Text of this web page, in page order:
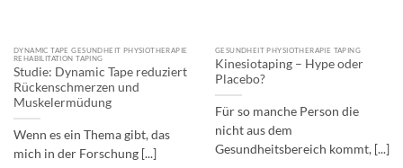
DYNAMIC TAPE GESUNDHEIT PHYSIOTHERAPIE
REHABILITATION TAPING
Studie: Dynamic Tape reduziert
Rückenschmerzen und
Muskelermüdung
Wenn es ein Thema gibt, das
mich in der Forschung [...]
GESUNDHEIT PHYSIOTHERAPIE TAPING
Kinesiotaping – Hype oder
Placebo?
Für so manche Person die
nicht aus dem
Gesundheitsbereich kommt, [...]